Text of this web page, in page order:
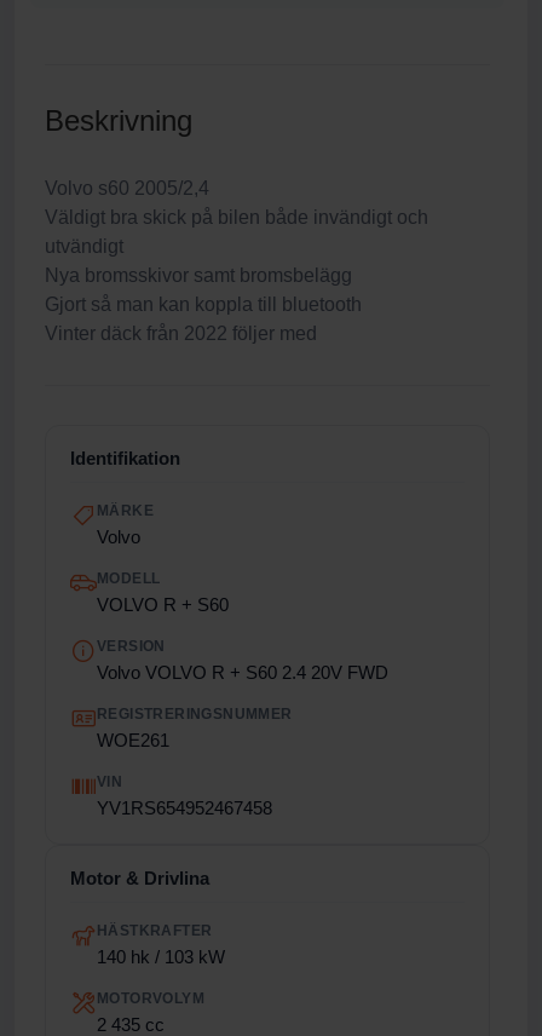
Beskrivning
Volvo s60 2005/2,4
Väldigt bra skick på bilen både invändigt och
utvändigt
Nya bromsskivor samt bromsbelägg
Gjort så man kan koppla till bluetooth
Vinter däck från 2022 följer med
Identifikation
MÄRKE
Volvo
MODELL
VOLVO R + S60
VERSION
Volvo VOLVO R + S60 2.4 20V FWD
REGISTRERINGSNUMMER
WOE261
VIN
YV1RS654952467458
Motor & Drivlina
HÄSTKRAFTER
140 hk / 103 kW
MOTORVOLYM
2 435 cc